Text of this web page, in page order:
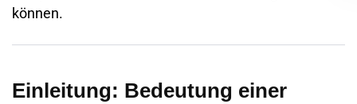
können.
Einleitung: Bedeutung einer